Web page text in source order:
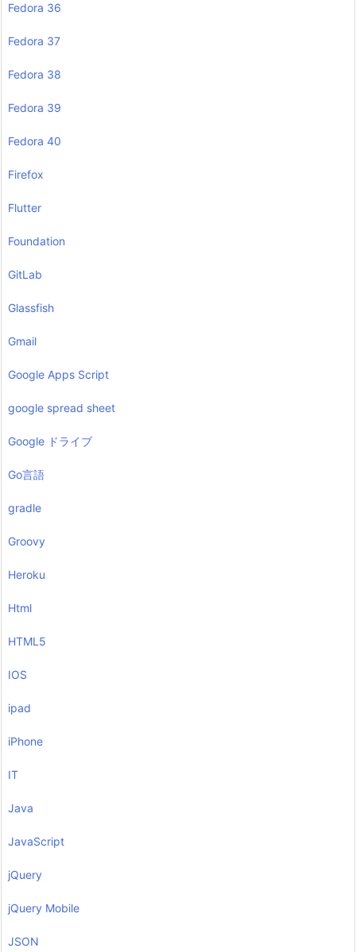
Fedora 36
Fedora 37
Fedora 38
Fedora 39
Fedora 40
Firefox
Flutter
Foundation
GitLab
Glassfish
Gmail
Google Apps Script
google spread sheet
Google ドライブ
Go言語
gradle
Groovy
Heroku
Html
HTML5
IOS
ipad
iPhone
IT
Java
JavaScript
jQuery
jQuery Mobile
JSON